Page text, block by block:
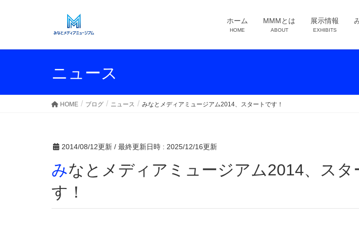
ホーム
HOME
MMMとは
ABOUT
展示情報
EXHIBITS
ニュース
HOME ブログ ニュース みなとメディアミュージアム2014、スタートです！
2014/08/12更新 / 最終更新日時 : 2025/12/16更新
みなとメディアミュージアム2014、スタートで
す！